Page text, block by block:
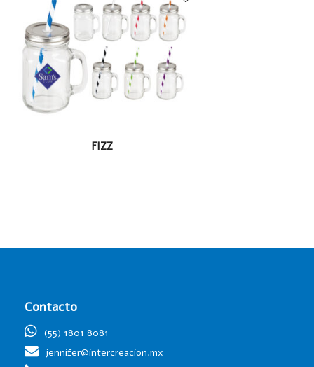
LEER MÁS
FIZZ
Contacto
(55) 1801 8081
jennifer@intercreacion.mx